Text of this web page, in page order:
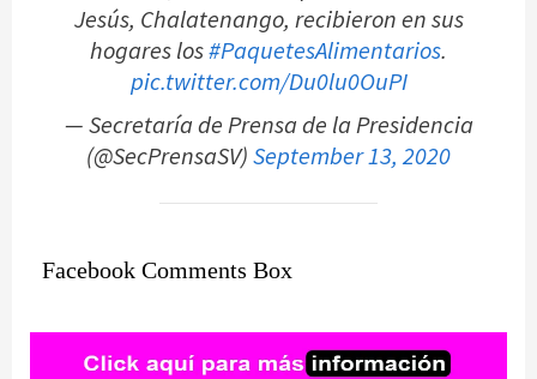
Jesús, Chalatenango, recibieron en sus
hogares los#PaquetesAlimentarios.
pic.twitter.com/Du0lu0OuPI
— Secretaría de Prensa de la Presidencia
(@SecPrensaSV)September 13, 2020
Facebook Comments Box